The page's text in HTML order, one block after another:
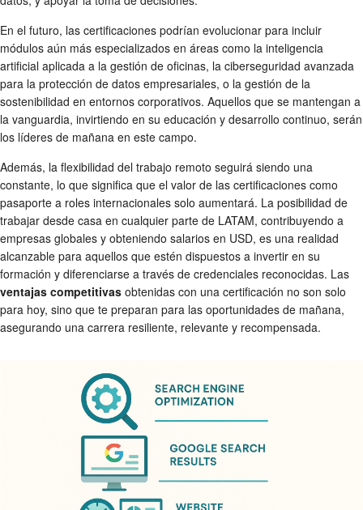
En el futuro, las certificaciones podrían evolucionar para incluir
módulos aún más especializados en áreas como la inteligencia
artificial aplicada a la gestión de oficinas, la ciberseguridad avanzada
para la protección de datos empresariales, o la gestión de la
sostenibilidad en entornos corporativos. Aquellos que se mantengan a
la vanguardia, invirtiendo en su educación y desarrollo continuo, serán
los líderes de mañana en este campo.
Además, la flexibilidad del trabajo remoto seguirá siendo una
constante, lo que significa que el valor de las certificaciones como
pasaporte a roles internacionales solo aumentará. La posibilidad de
trabajar desde casa en cualquier parte de LATAM, contribuyendo a
empresas globales y obteniendo salarios en USD, es una realidad
alcanzable para aquellos que estén dispuestos a invertir en su
formación y diferenciarse a través de credenciales reconocidas. Las
ventajas competitivas obtenidas con una certificación no son solo
para hoy, sino que te preparan para las oportunidades de mañana,
asegurando una carrera resiliente, relevante y recompensada.